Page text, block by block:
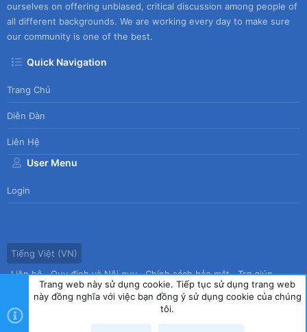
ourselves on offering unbiased, critical discussion among people of
all different backgrounds. We are working every day to make sure
our community is one of the best.
Quick Navigation
Trang Chủ
Diễn Đàn
Liên Hệ
User Menu
Login
Tiếng Việt (VN)
Liên hệ
Quy định và Nội quy Chính sách bảo mật
Trợ giúp
Trang chủ
R
Trang web này sử dụng cookie. Tiếp tục sử dụng trang web
này đồng nghĩa với việc bạn đồng ý sử dụng cookie của chúng
tôi.